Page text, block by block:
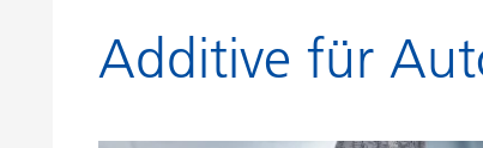
Produktempfehlungen nach Anwendungen
Additive für